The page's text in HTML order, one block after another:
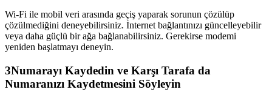
Wi-Fi ile mobil veri arasında geçiş yaparak sorunun çözülüp
çözülmediğini deneyebilirsiniz. İnternet bağlantınızı güncelleyebilir
veya daha güçlü bir ağa bağlanabilirsiniz. Gerekirse modemi
yeniden başlatmayı deneyin.
3Numarayı Kaydedin ve Karşı Tarafa da
Numaranızı Kaydetmesini Söyleyin